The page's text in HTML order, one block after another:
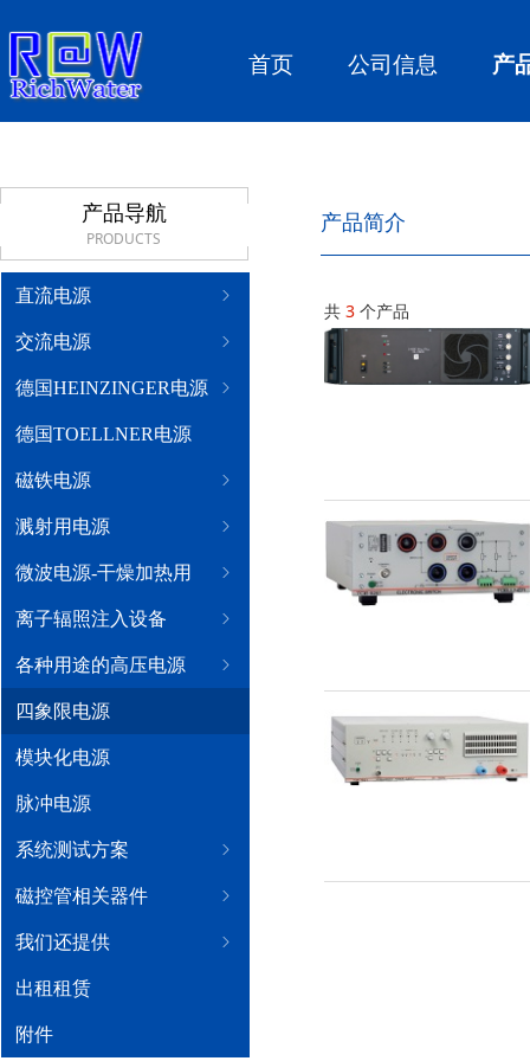
首页 公司信息 产
产品导航
PRODUCTS
ꁇ
直流电源
ꁇ
交流电源
ꁇ
德国HEINZINGER电源
德国TOELLNER电源
ꁇ
磁铁电源
ꁇ
溅射用电源
ꁇ
微波电源-干燥加热用
ꁇ
离子辐照注入设备
ꁇ
各种用途的高压电源
四象限电源
模块化电源
脉冲电源
ꁇ
系统测试方案
ꁇ
磁控管相关器件
ꁇ
我们还提供
出租租赁
附件
产品简介
共 3 个产品